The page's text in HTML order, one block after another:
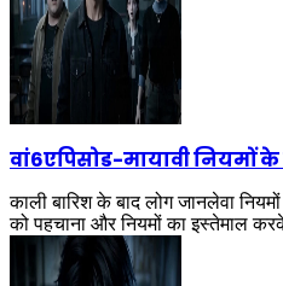
वां6एपिसोड-मायावी नियमों
काली बारिश के बाद लोग जानलेवा
को पहचाना और नियमों का इस्तेमाल